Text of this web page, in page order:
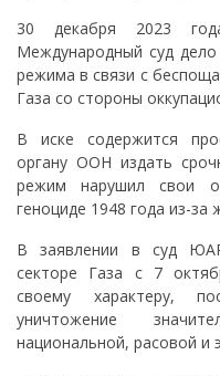
30 декабря 2023
Международный суд дело
режима в связи с
Газа со стороны
В иске содержится
органу ООН издать
режим нарушил свои
геноциде 1948 года из-за
В заявлении в суд
секторе Газа с 7
своему характеру,
уничтожение
национальной, расовой и